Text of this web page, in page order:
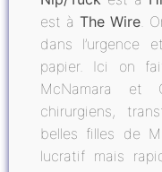
est à The Wire.
dans l’urgence
papier. Ici on
McNamara et
chirurgiens,
belles filles de
lucratif mais